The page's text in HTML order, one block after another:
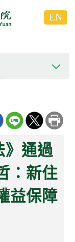
EN
》通過
：新住
益保障